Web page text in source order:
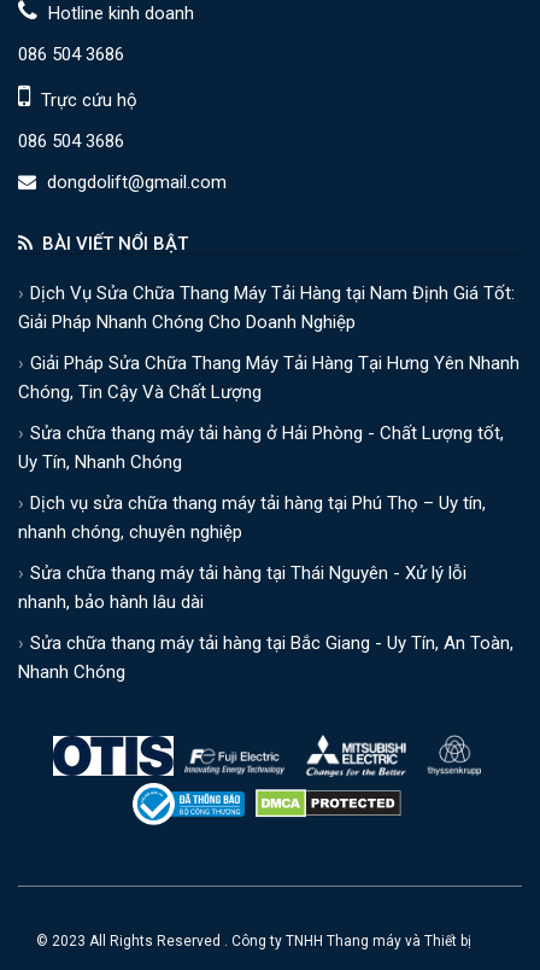
Hotline kinh doanh
086 504 3686
Trực cứu hộ
086 504 3686
dongdolift@gmail.com
BÀI VIẾT NỔI BẬT
Dịch Vụ Sửa Chữa Thang Máy Tải Hàng tại Nam Định Giá Tốt:
Giải Pháp Nhanh Chóng Cho Doanh Nghiệp
Giải Pháp Sửa Chữa Thang Máy Tải Hàng Tại Hưng Yên Nhanh
Chóng, Tin Cậy Và Chất Lượng
Sửa chữa thang máy tải hàng ở Hải Phòng - Chất Lượng tốt,
Uy Tín, Nhanh Chóng
Dịch vụ sửa chữa thang máy tải hàng tại Phú Thọ – Uy tín,
nhanh chóng, chuyên nghiệp
Sửa chữa thang máy tải hàng tại Thái Nguyên - Xử lý lỗi
nhanh, bảo hành lâu dài
Sửa chữa thang máy tải hàng tại Bắc Giang - Uy Tín, An Toàn,
Nhanh Chóng
© 2023 All Rights Reserved . Công ty TNHH Thang máy và Thiết bị